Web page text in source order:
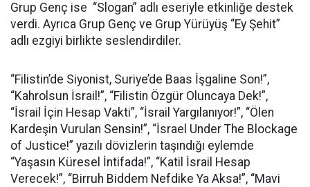
Grup Genç ise “Slogan” adlı eseriyle etkinliğe destek
verdi. Ayrıca Grup Genç ve Grup Yürüyüş “Ey Şehit”
adlı ezgiyi birlikte seslendirdiler.
“Filistin’de Siyonist, Suriye’de Baas İşgaline Son!”,
“Kahrolsun İsrail!”, “Filistin Özgür Oluncaya Dek!”,
“İsrail İçin Hesap Vakti”, “İsrail Yargılanıyor!”, “Ölen
Kardeşin Vurulan Sensin!”, “İsrael Under The Blockage
of Justice!” yazılı dövizlerin taşındığı eylemde
“Yaşasın Küresel İntifada!”, “Katil İsrail Hesap
Verecek!”, “Birruh Biddem Nefdike Ya Aksa!”, “Mavi